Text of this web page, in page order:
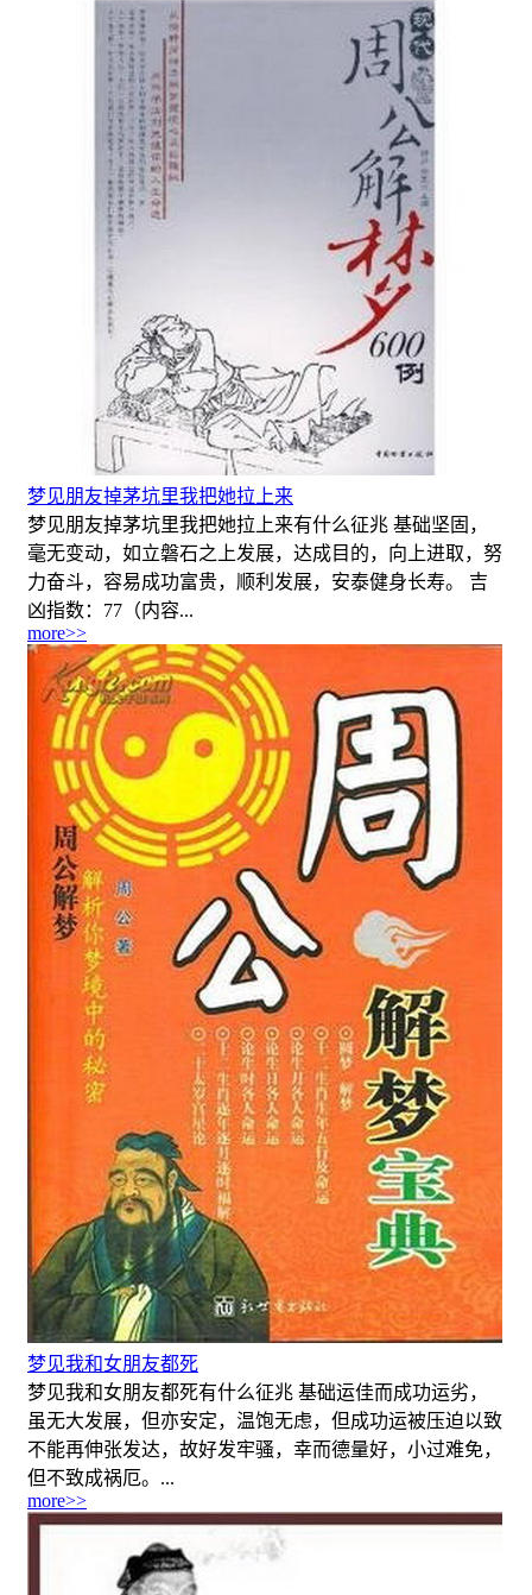
梦见朋友掉茅坑里我把她拉上来
梦见朋友掉茅坑里我把她拉上来有什么征兆 基础坚固，
毫无变动，如立磐石之上发展，达成目的，向上进取，努
力奋斗，容易成功富贵，顺利发展，安泰健身长寿。 吉
凶指数：77（内容...
more>>
梦见我和女朋友都死
梦见我和女朋友都死有什么征兆 基础运佳而成功运劣，
虽无大发展，但亦安定，温饱无虑，但成功运被压迫以致
不能再伸张发达，故好发牢骚，幸而德量好，小过难免，
但不致成祸厄。...
more>>